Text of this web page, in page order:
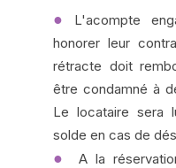
L'acompte
honorer leur
rétracte doit
être condamné à
Le locataire sera
solde en cas de
A la